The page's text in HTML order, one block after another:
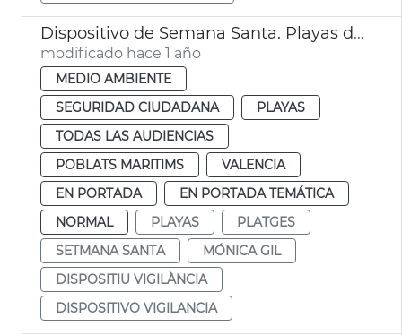
Dispositivo de Semana Santa. Playas de València
modificado hace 1 año
MEDIO AMBIENTE
SEGURIDAD CIUDADANA
PLAYAS
TODAS LAS AUDIENCIAS
POBLATS MARITIMS
VALENCIA
EN PORTADA
EN PORTADA TEMÁTICA
NORMAL
PLAYAS
PLATGES
SETMANA SANTA
MÓNICA GIL
DISPOSITIU VIGILÀNCIA
DISPOSITIVO VIGILANCIA